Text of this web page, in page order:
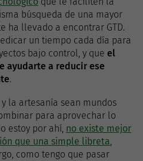
búsqueda de una mayor
ha llevado a encontrar GTD.
un tiempo cada día para
bajo control, y que el
ayudarte a reducir ese
.
la artesanía sean mundos
para aprovechar lo
estoy por ahí, no existe mejor
que una simple libreta,
como tengo que pasar